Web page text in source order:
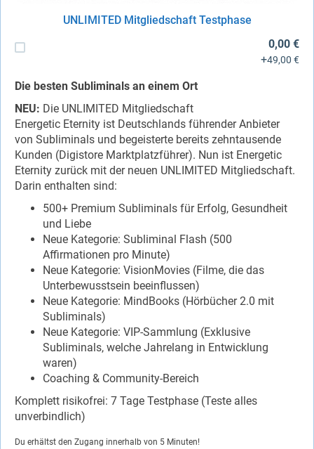
UNLIMITED Mitgliedschaft Testphase
0,00 €
+49,00 €
Die besten Subliminals an einem Ort
NEU: Die UNLIMITED Mitgliedschaft
Energetic Eternity ist Deutschlands führender Anbieter
von Subliminals und begeisterte bereits zehntausende
Kunden (Digistore Marktplatzführer). Nun ist Energetic
Eternity zurück mit der neuen UNLIMITED Mitgliedschaft.
Darin enthalten sind:
500+ Premium Subliminals für Erfolg, Gesundheit
und Liebe
Neue Kategorie: Subliminal Flash (500
Affirmationen pro Minute)
Neue Kategorie: VisionMovies (Filme, die das
Unterbewusstsein beeinflussen)
Neue Kategorie: MindBooks (Hörbücher 2.0 mit
Subliminals)
Neue Kategorie: VIP-Sammlung (Exklusive
Subliminals, welche Jahrelang in Entwicklung
waren)
Coaching & Community-Bereich
Komplett risikofrei: 7 Tage Testphase (Teste alles
unverbindlich)
Du erhältst den Zugang innerhalb von 5 Minuten!